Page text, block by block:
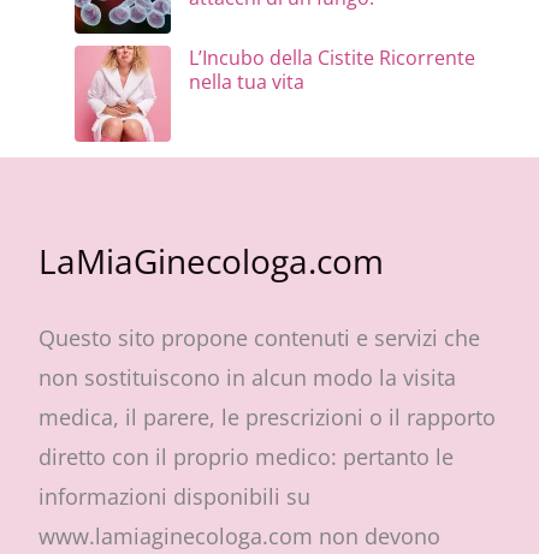
L’Incubo della Cistite Ricorrente
nella tua vita
LaMiaGinecologa.com
Questo sito propone contenuti e servizi che
non sostituiscono in alcun modo la visita
medica, il parere, le prescrizioni o il rapporto
diretto con il proprio medico: pertanto le
informazioni disponibili su
www.lamiaginecologa.com non devono